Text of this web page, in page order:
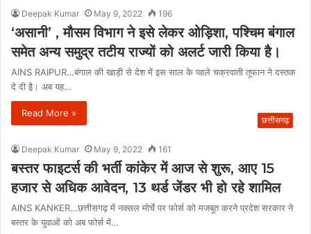
Deepak Kumar May 9, 2022 196
‘असानी’ , मौसम विभाग ने इसे लेकर ओड़िशा, पश्चिम बंगाल
समेत अन्य समुद्र तटीय राज्यों को अलर्ट जारी किया है।
AINS RAIPUR…बंगाल की खाड़ी से देश में इस साल के पहले चक्रवाती तूफान ने दस्तक
दे दी इै। अब यह…
Read More »
छत्तीसगढ़
Deepak Kumar May 9, 2022 161
बस्तर फाइटर्स की भर्ती कांकेर में आज से शुरू, आए 15
हजार से अधिक आवेदन, 13 थर्ड जेंडर भी हो रहे शामिल
AINS KANKER…छत्तीसगढ़ में नक्सल मोर्चे पर फोर्स को मजबूत करने प्रदेश सरकार ने
बस्तर के युवाओं को अब फोर्स में…